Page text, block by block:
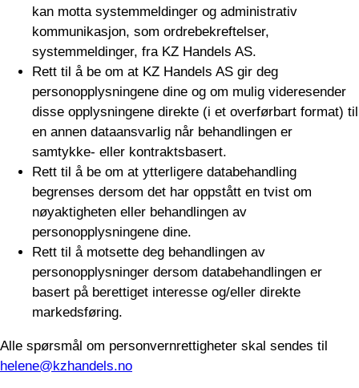
kan motta systemmeldinger og administrativ
kommunikasjon, som ordrebekreftelser,
systemmeldinger, fra KZ Handels AS.
Rett til å be om at KZ Handels AS gir deg
personopplysningene dine og om mulig videresender
disse opplysningene direkte (i et overførbart format) til
en annen dataansvarlig når behandlingen er
samtykke- eller kontraktsbasert.
Rett til å be om at ytterligere databehandling
begrenses dersom det har oppstått en tvist om
nøyaktigheten eller behandlingen av
personopplysningene dine.
Rett til å motsette deg behandlingen av
personopplysninger dersom databehandlingen er
basert på berettiget interesse og/eller direkte
markedsføring.
Alle spørsmål om personvernrettigheter skal sendes til
helene@kzhandels.no